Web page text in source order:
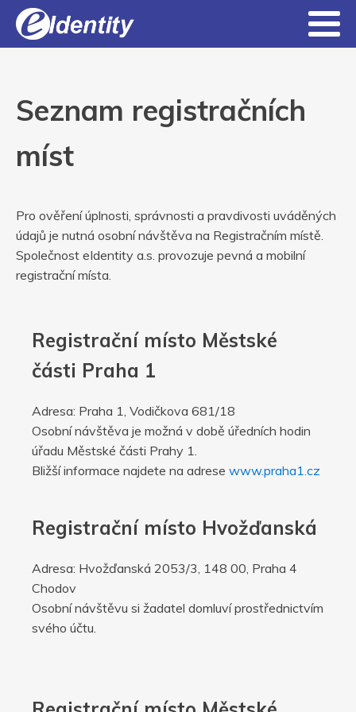
Seznam registračních
míst
Pro ověření úplnosti, správnosti a pravdivosti uváděných
údajů je nutná osobní návštěva na Registračním místě.
Společnost eIdentity a.s. provozuje pevná a mobilní
registrační místa.
Registrační místo Městské
části Praha 1
Adresa: Praha 1, Vodičkova 681/18
Osobní návštěva je možná v době úředních hodin
úřadu Městské části Prahy 1.
Bližší informace najdete na adrese www.praha1.cz
Registrační místo Hvožďanská
Adresa: Hvožďanská 2053/3, 148 00, Praha 4
Chodov
Osobní návštěvu si žadatel domluví prostřednictvím
svého účtu.